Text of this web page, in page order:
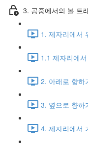
3. 공중에서의 볼 트
1. 제자리에서
1.1 제자리에
2. 아래로 향하
3. 옆으로 향하
4. 제자리에서